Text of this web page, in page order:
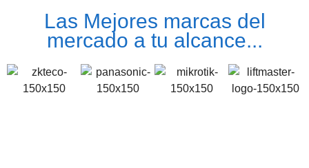
Las Mejores marcas del
mercado a tu alcance...